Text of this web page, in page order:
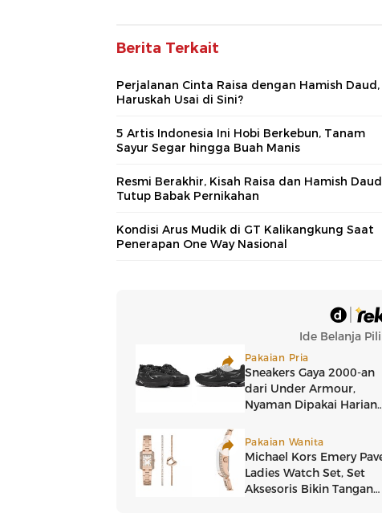
Berita Terkait
Perjalanan Cinta Raisa dengan Hamish Daud,
Haruskah Usai di Sini?
5 Artis Indonesia Ini Hobi Berkebun, Tanam
Sayur Segar hingga Buah Manis
Resmi Berakhir, Kisah Raisa dan Hamish Daud
Tutup Babak Pernikahan
Kondisi Arus Mudik di GT Kalikangkung Saat
Penerapan One Way Nasional